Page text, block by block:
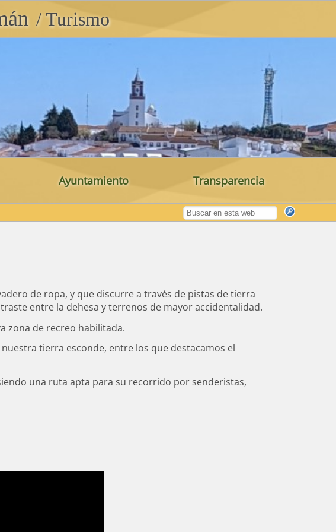
/ Turismo
Ayuntamiento Transparencia
de ropa, y que discurre a través de pistas de tierra
entre la dehesa y terrenos de mayor accidentalidad.
zona de recreo habilitada.
tierra esconde, entre los que destacamos el
una ruta apta para su recorrido por senderistas,